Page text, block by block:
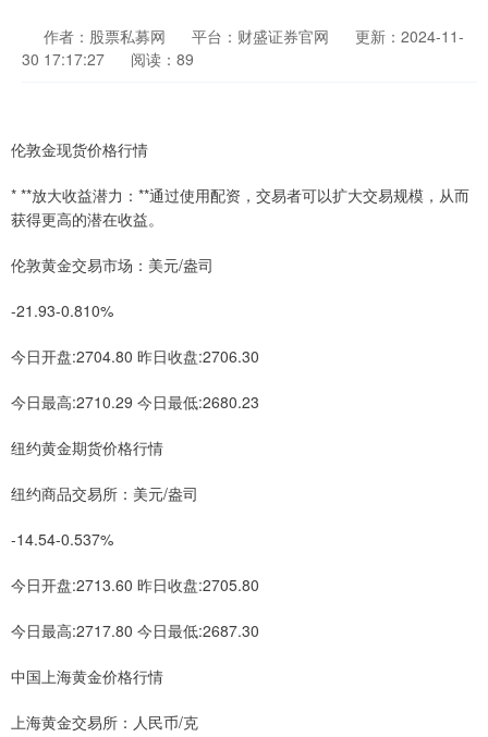
作者：股票私募网 平台：财盛证券官网
更新：2024-11-
30 17:17:27
阅读：89
伦敦金现货价格行情
* **放大收益潜力：**通过使用配资，交易者可以扩大交易规模，从而
获得更高的潜在收益。
伦敦黄金交易市场：美元/盎司
-21.93-0.810%
今日开盘:2704.80 昨日收盘:2706.30
今日最高:2710.29 今日最低:2680.23
纽约黄金期货价格行情
纽约商品交易所：美元/盎司
-14.54-0.537%
今日开盘:2713.60 昨日收盘:2705.80
今日最高:2717.80 今日最低:2687.30
中国上海黄金价格行情
上海黄金交易所：人民币/克